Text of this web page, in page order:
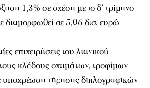
1,3% σε σχέση με το δ’ τρίμηνο
διαμορφωθεί σε 5,06 δισ. ευρώ.
επιχειρήσεις του λιανικού
κλάδους οχημάτων, τροφίμων
υποχρέωση τήρησης διπλογραφικών